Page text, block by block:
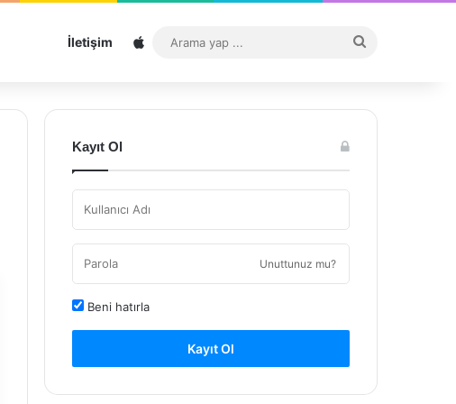
İletişim Sitemap
...
Kayıt Ol
Unuttunuz mu?
Beni hatırla
Kayıt Ol